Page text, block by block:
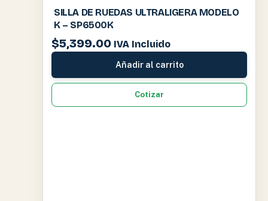
SILLA DE RUEDAS ULTRALIGERA MODELO
K – SP6500K
$5,399.00 IVA Incluido
Añadir al carrito
Cotizar